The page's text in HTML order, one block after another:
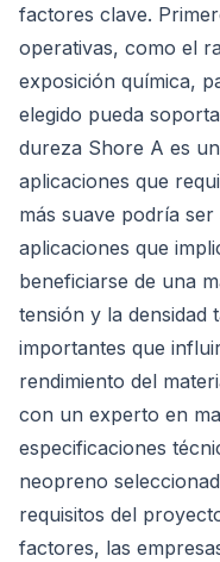
factores clave.
operativas, como el
exposición química,
elegido pueda
dureza Shore A es
aplicaciones que
más suave podría
aplicaciones que
beneficiarse de una
tensión y la densidad
importantes que
rendimiento del
con un experto en
especificaciones
neopreno
requisitos del
factores, las